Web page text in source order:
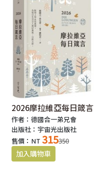
2026摩拉維亞每日箴言
作者：德國合一弟兄會
出版社：宇宙光出版社
售價：NT 315350